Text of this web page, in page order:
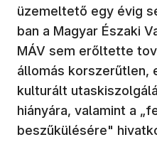
üzemeltető egy évig
ban a Magyar Északi
MÁV sem erőltette
állomás korszerűtlen,
kulturált
hiányára, valamint a
beszűkülésére"